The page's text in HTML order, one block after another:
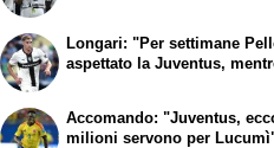
Longari: "Per settimane
aspettato la Juventus,
Accomando: "Juventus,
milioni servono per